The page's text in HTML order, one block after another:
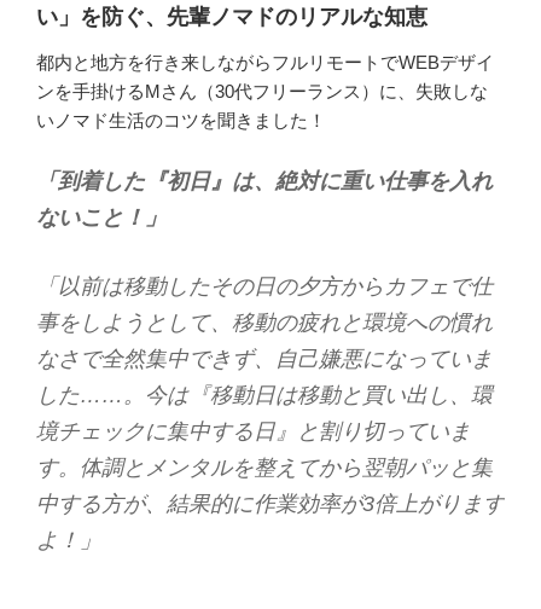
い」を防ぐ、先輩ノマドのリアルな知恵
都内と地方を行き来しながらフルリモートでWEBデザイ
ンを手掛けるMさん（30代フリーランス）に、失敗しな
いノマド生活のコツを聞きました！
「到着した『初日』は、絶対に重い仕事を入れ
ないこと！」
「以前は移動したその日の夕方からカフェで仕
事をしようとして、移動の疲れと環境への慣れ
なさで全然集中できず、自己嫌悪になっていま
した……。今は『移動日は移動と買い出し、環
境チェックに集中する日』と割り切っていま
す。体調とメンタルを整えてから翌朝パッと集
中する方が、結果的に作業効率が3倍上がります
よ！」